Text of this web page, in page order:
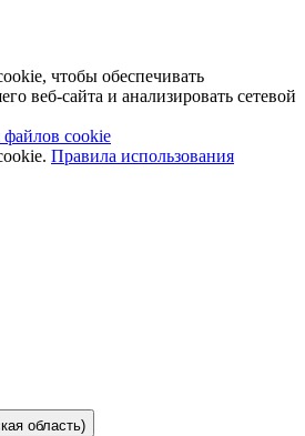
чтобы обеспечивать
веб-сайта и анализировать сетевой
файлов cookie
Правила использования
область)